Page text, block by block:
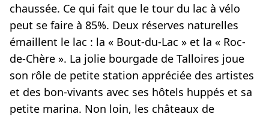
chaussée. Ce qui fait que le tour du lac à vélo
peut se faire à 85%. Deux réserves naturelles
émaillent le lac : la « Bout-du-Lac » et la « Roc-
de-Chère ». La jolie bourgade de Talloires joue
son rôle de petite station appréciée des artistes
et des bon-vivants avec ses hôtels huppés et sa
petite marina. Non loin, les châteaux de